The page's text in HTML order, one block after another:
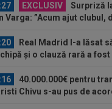
EXCLUSIV
Surpriză
Varga: ”Acum ajut clubul,
Real Madrid l-a lăsat
și o clauză rară a
40.000.000€ pentru
Chivu s-au pus de